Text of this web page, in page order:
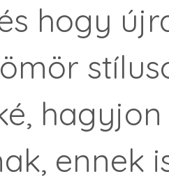
hogy
ennek